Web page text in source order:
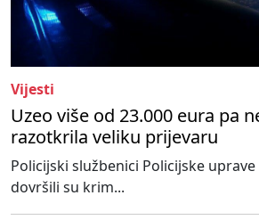
Vijesti
Uzeo više od 23.000 eura pa
razotkrila veliku prijevaru
Policijski službenici Policijske
dovršili su krim...